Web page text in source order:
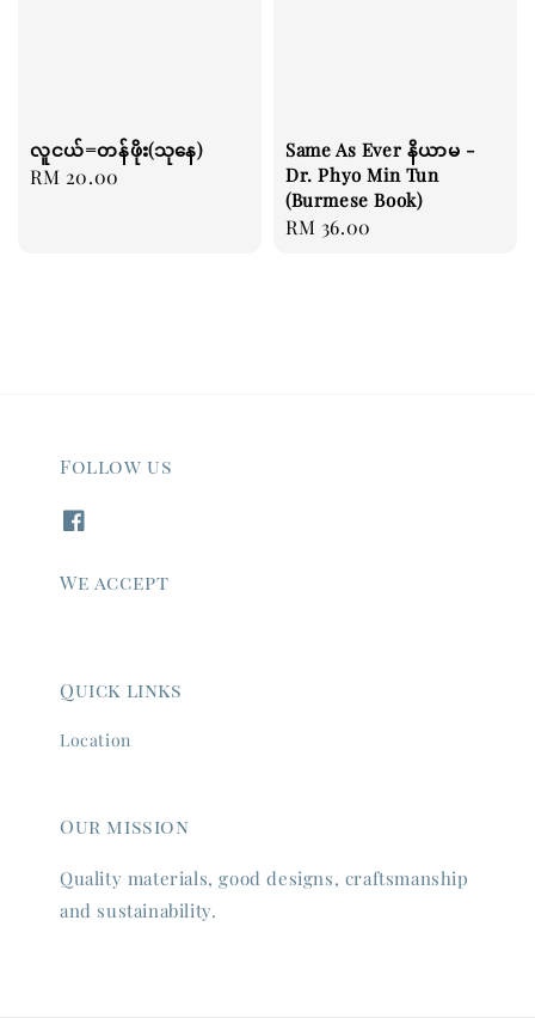
လူငယ်=တန်ဖိုး(သုနေ)
Regular
RM 20.00
Same As Ever နိယာမ -
Dr. Phyo Min Tun
(Burmese Book)
Regular
RM 36.00
Follow us
We accept
Quick links
Location
Our mission
Quality materials, good designs, craftsmanship
and sustainability.